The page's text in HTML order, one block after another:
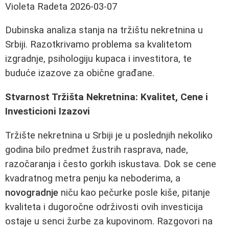
Violeta Radeta 2026-03-07
Dubinska analiza stanja na tržištu nekretnina u
Srbiji. Razotkrivamo problema sa kvalitetom
izgradnje, psihologiju kupaca i investitora, te
buduće izazove za obične građane.
Stvarnost Tržišta Nekretnina: Kvalitet, Cene i
Investicioni Izazovi
Tržište nekretnina u Srbiji je u poslednjih nekoliko
godina bilo predmet žustrih rasprava, nade,
razočaranja i često gorkih iskustava. Dok se cene
kvadratnog metra penju ka neboderima, a
novogradnje niču kao pečurke posle kiše, pitanje
kvaliteta i dugoročne održivosti ovih investicija
ostaje u senci žurbe za kupovinom. Razgovori na